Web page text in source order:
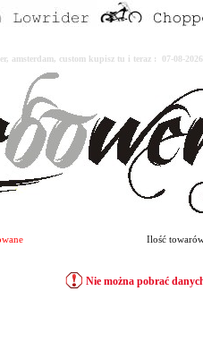
amsterdam, custom kupisz tu i teraz : 07-08-
Ilość
Nie można pobrać